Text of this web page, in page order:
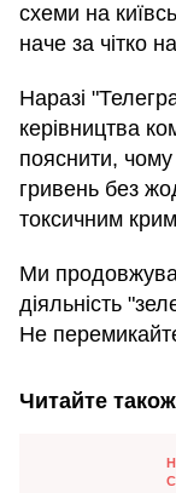
схеми на
наче за чітко
Наразі
керівництва
пояснити,
гривень без
токсичним
Ми
діяльність
Не
Читайте